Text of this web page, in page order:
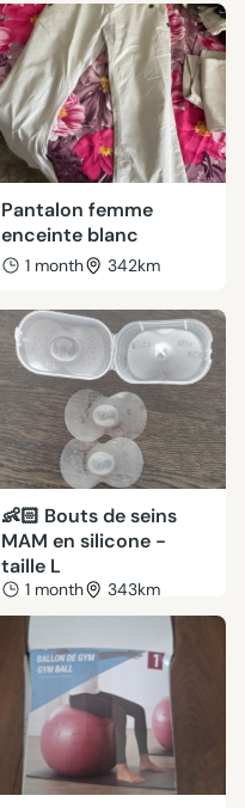
Pantalon femme
enceinte blanc
1 month 342km
👶🏻 Bouts de seins
MAM en silicone -
taille L
1 month 343km